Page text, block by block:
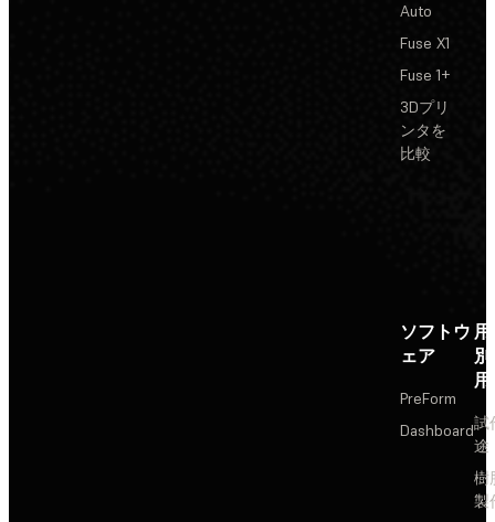
Auto
Fuse X1
Fuse 1+
3Dプリ
ンタを
比較
ソフトウ
ェア
PreForm
Dashboard試
途
樹
製